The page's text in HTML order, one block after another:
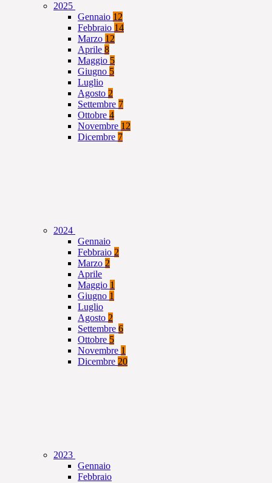
2025
Gennaio 12
Febbraio 14
Marzo 12
Aprile 8
Maggio 5
Giugno 5
Luglio
Agosto 2
Settembre 7
Ottobre 4
Novembre 12
Dicembre 7
2024
Gennaio
Febbraio 2
Marzo 2
Aprile
Maggio 1
Giugno 1
Luglio
Agosto 2
Settembre 6
Ottobre 5
Novembre 1
Dicembre 20
2023
Gennaio
Febbraio